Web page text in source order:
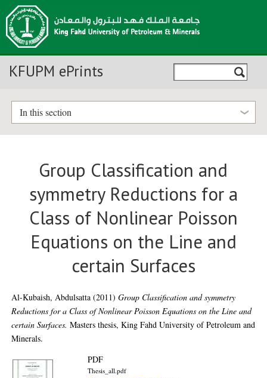
KFUPM ePrints
In this section
Group Classification and
symmetry Reductions for a
Class of Nonlinear Poisson
Equations on the Line and
certain Surfaces
Al-Kubaish, Abdulsatta (2011)Group Classification and symmetry
Reductions for a Class of Nonlinear Poisson Equations on the Line and
certain Surfaces. Masters thesis, King Fahd University of Petroleum and
Minerals.
PDF
Thesis_all.pdf